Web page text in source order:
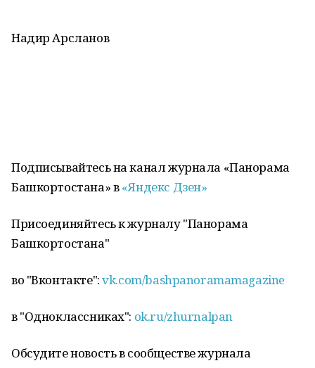
Надир Арсланов
Подписывайтесь на канал журнала «Панорама
Башкортостана» в«Яндекс Дзен»
Присоединяйтесь к журналу "Панорама
Башкортостана"
во "Вконтакте":vk.com/bashpanoramamagazine
в "Одноклассниках": ok.ru/zhurnalpan
Обсудите новость в сообществе журнала